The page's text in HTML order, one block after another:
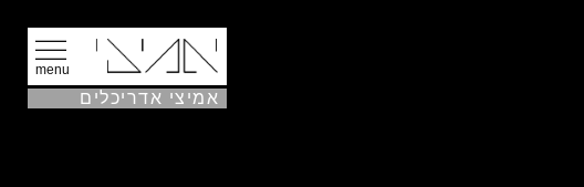
אמיצי אדריכלים
menu